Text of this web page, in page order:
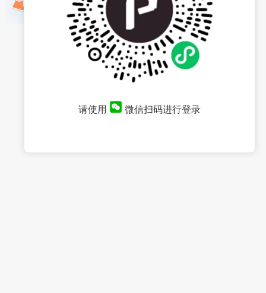
请使用 微信扫码进行登录